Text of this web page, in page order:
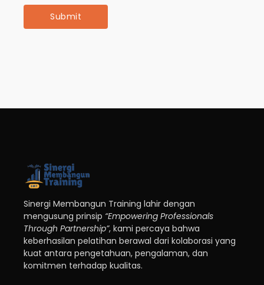
Sinergi Membangun Training lahir dengan
mengusung prinsip “Empowering Professionals
Through Partnership”, kami percaya bahwa
keberhasilan pelatihan berawal dari kolaborasi yang
kuat antara pengetahuan, pengalaman, dan
komitmen terhadap kualitas.